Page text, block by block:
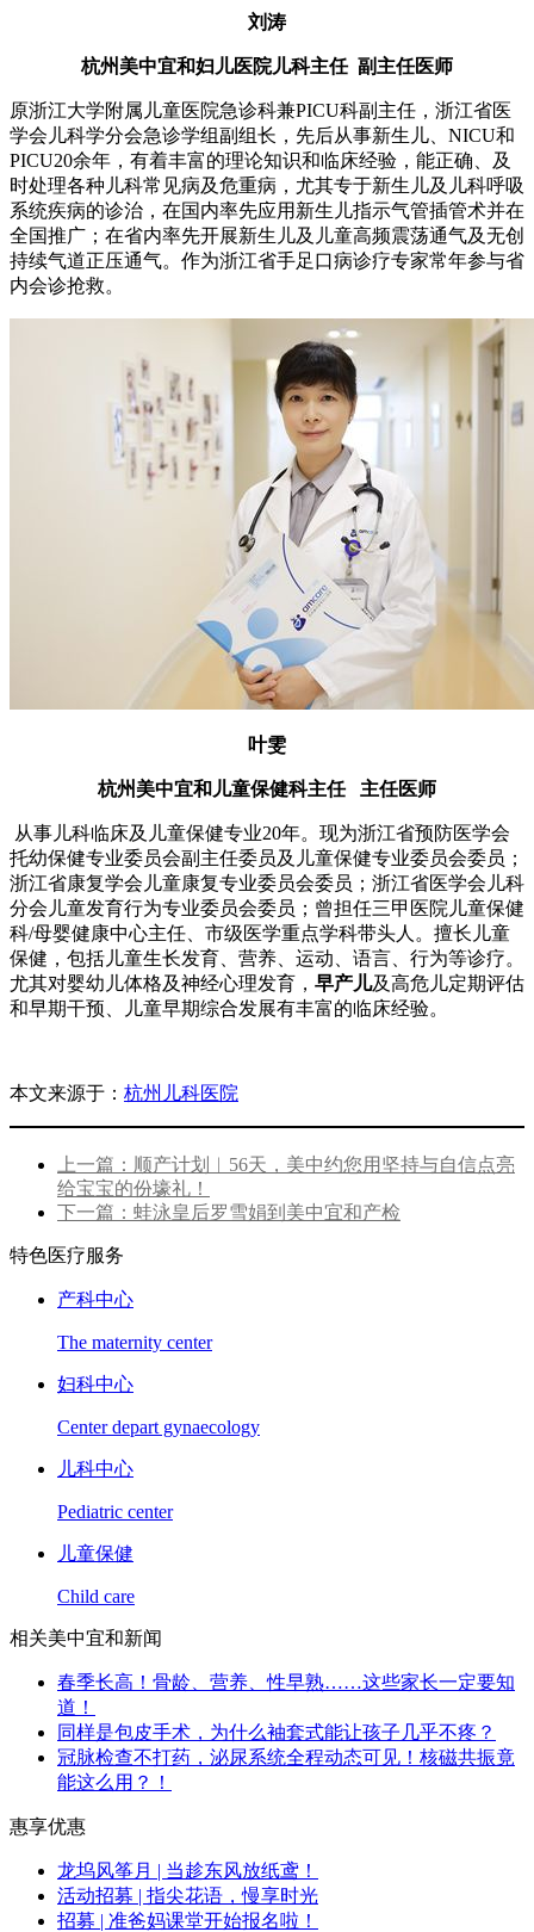
刘涛
杭州美中宜和妇儿医院儿科主任 副主任医师
原浙江大学附属儿童医院急诊科兼PICU科副主任，浙江省医
学会儿科学分会急诊学组副组长，先后从事新生儿、NICU和
PICU20余年，有着丰富的理论知识和临床经验，能正确、及
时处理各种儿科常见病及危重病，尤其专于新生儿及儿科呼吸
系统疾病的诊治，在国内率先应用新生儿指示气管插管术并在
全国推广；在省内率先开展新生儿及儿童高频震荡通气及无创
持续气道正压通气。作为浙江省手足口病诊疗专家常年参与省
内会诊抢救。
叶雯
杭州美中宜和儿童保健科主任 主任医师
从事儿科临床及儿童保健专业20年。现为浙江省预防医学会
托幼保健专业委员会副主任委员及儿童保健专业委员会委员；
浙江省康复学会儿童康复专业委员会委员；浙江省医学会儿科
分会儿童发育行为专业委员会委员；曾担任三甲医院儿童保健
科/母婴健康中心主任、市级医学重点学科带头人。擅长儿童
保健，包括儿童生长发育、营养、运动、语言、行为等诊疗。
尤其对婴幼儿体格及神经心理发育， 早产儿及高危儿定期评估
和早期干预、儿童早期综合发展有丰富的临床经验。
本文来源于： 杭州儿科医院
上一篇：顺产计划︱56天，美中约您用坚持与自信点亮
给宝宝的份壕礼！
下一篇：蛙泳皇后罗雪娟到美中宜和产检
特色医疗服务
产科中心
The maternity center
妇科中心
Center depart gynaecology
儿科中心
Pediatric center
儿童保健
Child care
相关美中宜和新闻
春季长高！骨龄、营养、性早熟……这些家长一定要知
道！
同样是包皮手术，为什么袖套式能让孩子几乎不疼？
冠脉检查不打药，泌尿系统全程动态可见！核磁共振竟
能这么用？！
惠享优惠
龙坞风筝月 | 当趁东风放纸鸢！
活动招募 | 指尖花语，慢享时光
招募 | 准爸妈课堂开始报名啦！